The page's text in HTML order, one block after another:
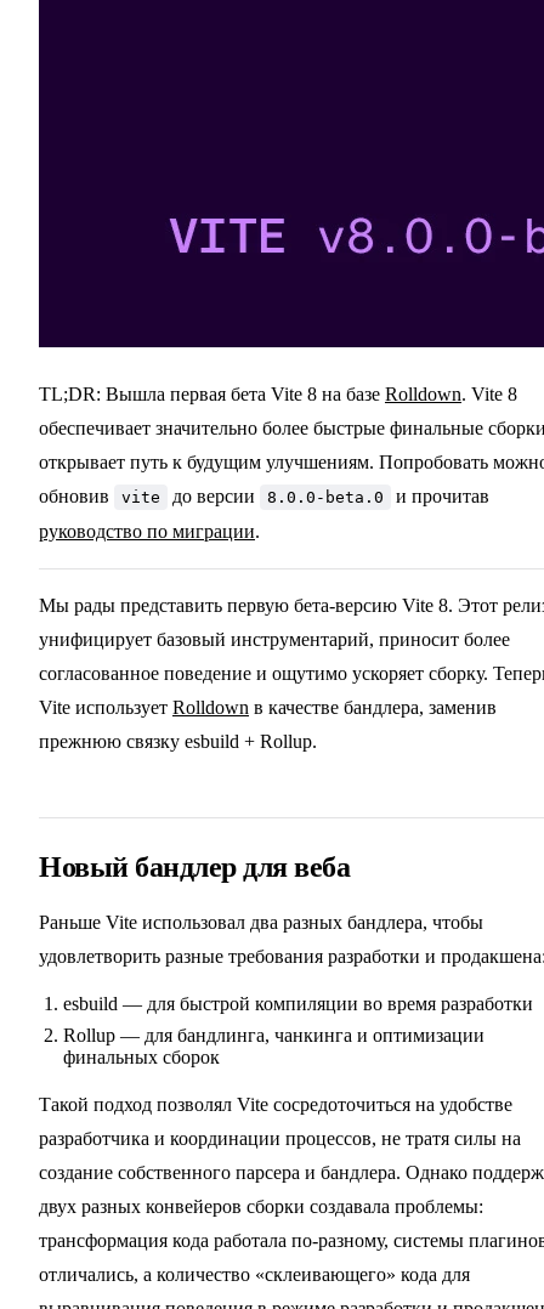
TL;DR: Вышла первая бета Vite 8 на базе Rolldown. Vite 8
обеспечивает значительно более быстрые финальные
открывает путь к будущим улучшениям. Попробовать
обновив
vite до версии 8.0.0-beta.0
и прочитав
руководство по миграции.
Мы рады представить первую бета-версию Vite 8. Этот
унифицирует базовый инструментарий, приносит более
согласованное поведение и ощутимо ускоряет сборку.
Vite использует Rolldown в качестве бандлера, заменив
прежнюю связку esbuild + Rollup.
Новый бандлер для веба
Раньше Vite использовал два разных бандлера, чтобы
удовлетворить разные требования разработки и
esbuild — для быстрой компиляции во время разработки
Rollup — для бандлинга, чанкинга и оптимизации
финальных сборок
Такой подход позволял Vite сосредоточиться на удобстве
разработчика и координации процессов, не тратя силы на
создание собственного парсера и бандлера. Однако
двух разных конвейеров сборки создавала проблемы:
трансформация кода работала по-разному, системы
отличались, а количество «склеивающего» кода для